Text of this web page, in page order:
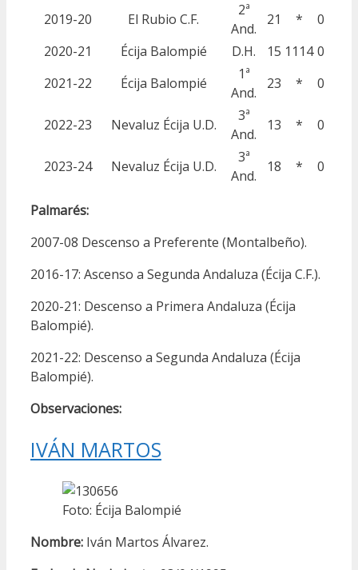
2019-20 El Rubio C.F.
2ª
And.
21 *
0
2020-21
Écija Balompié D.H. 15 1114 0
2021-22
Écija Balompié
1ª
And.
23 * 0
2022-23 Nevaluz Écija U.D.
3ª
And.
13 * 0
2023-24 Nevaluz Écija U.D.
3ª
And.
18 * 0
Palmarés:
2007-08 Descenso a Preferente (Montalbeño).
2016-17: Ascenso a Segunda Andaluza (Écija C.F.).
2020-21: Descenso a Primera Andaluza (Écija
Balompié).
2021-22: Descenso a Segunda Andaluza (Écija
Balompié).
Observaciones:
IVÁN MARTOS
Foto: Écija Balompié
Nombre: Iván Martos Álvarez.